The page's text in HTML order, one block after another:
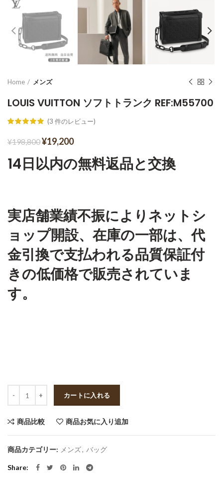
Home メンズ
LOUIS VUITTON ソフトトランク REF:M55700
(3 件のレビュー)
¥198,800¥19,200
14日以内の無料返品と交換
実店舗業績不振によりネットシ
ョップ開設、在庫の一部は、代
金引換で支払われる品質保証付
きの低価格で販売されていま
す。
カートに入れる
商品比較 商品お気に入り追加
商品カテゴリー: メンズ, バッグ
Share